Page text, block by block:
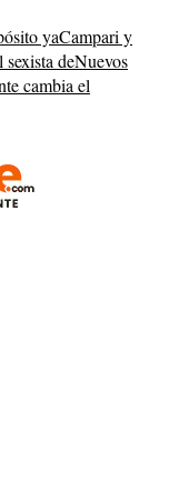
yaCampari y
sexista deNuevos
cambia el